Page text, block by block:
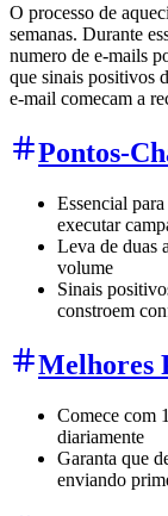
O processo de
semanas. Durante
numero de e-mails
que sinais positivos
e-mail comecam a
Pontos-
Essencial
executar
Leva de duas
volume
Sinais
constroem
Melhores
Comece com
diariamente
Garanta que
enviando